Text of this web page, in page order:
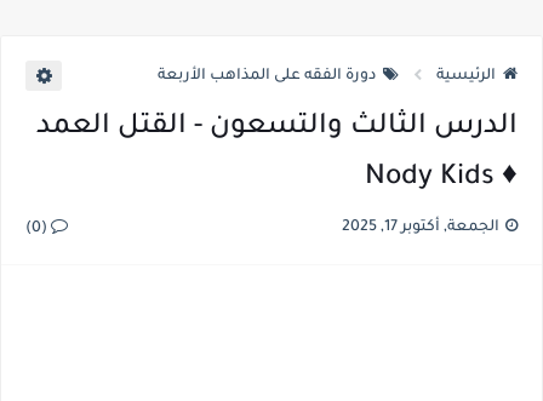
الرئيسية دورة الفقه على المذاهب الأربعة
الدرس الثالث والتسعون - القتل العمد
♦️ Nody Kids
الجمعة, أكتوبر 17, 2025 (0)